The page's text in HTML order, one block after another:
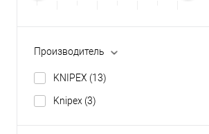
Производитель
KNIPEX (13)
Knipex (3)